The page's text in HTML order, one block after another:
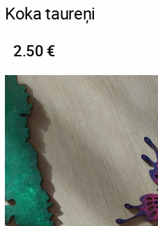
Koka taureņi
2.50 €